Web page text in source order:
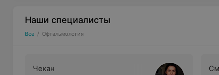
Наши специалисты
Все / Офтальмология
Чекан